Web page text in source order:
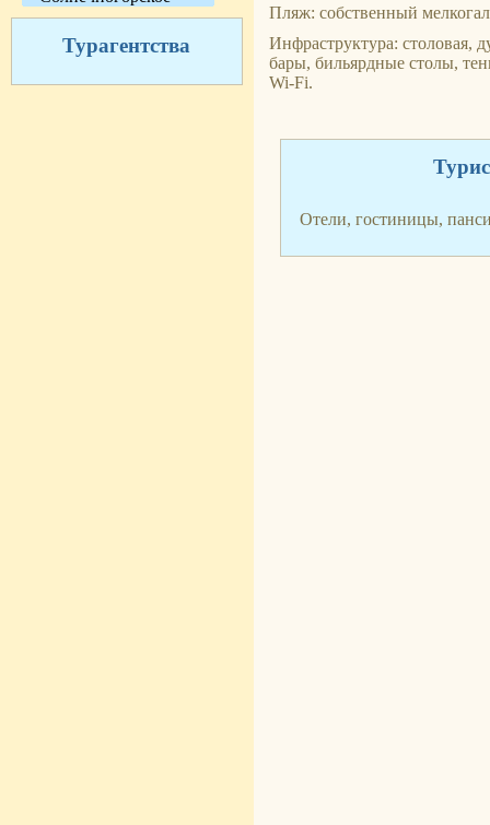
Турагентства
Пляж: собственный
Инфраструктура: столовая,
бары, бильярдные столы,
Wi-Fi.
Отели, гостиницы,